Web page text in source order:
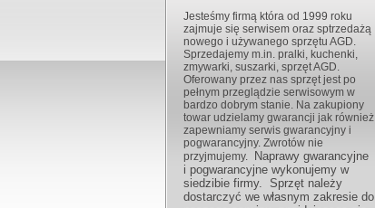
Jesteśmy firmą która od 1999 roku
zajmuje się serwisem oraz sptrzedażą
nowego i używanego sprzętu AGD.
Sprzedajemy m.in. pralki, kuchenki,
zmywarki, suszarki, sprzęt AGD.
Oferowany przez nas sprzęt jest po
pełnym przeglądzie serwisowym w
bardzo dobrym stanie. Na zakupiony
towar udzielamy gwarancji jak również
zapewniamy serwis gwarancyjny i
pogwarancyjny. Zwrotów nie
przyjmujemy.
Naprawy gwarancyjne
i pogwarancyjne wykonujemy w
siedzibie firmy. Sprzęt należy
dostarczyć we własnym zakresie do